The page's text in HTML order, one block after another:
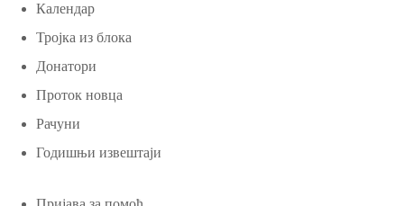
Календар
Тројка из блока
Донатори
Проток новца
Рачуни
Годишњи извештаји